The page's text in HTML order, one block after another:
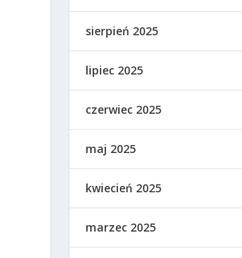
sierpień 2025
lipiec 2025
czerwiec 2025
maj 2025
kwiecień 2025
marzec 2025